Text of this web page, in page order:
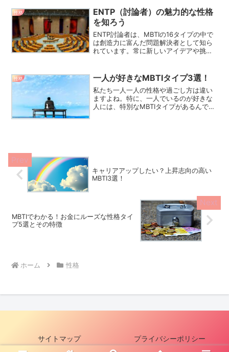
こちらから ISTP巨匠の特徴観察力と分析
力が...
性格
ENTP（討論者）の魅力的な性格
を知ろう
ENTP討論者は、MBTIの16タイプの中で
は創造力に富んだ問題解決者として知ら
れています。常に新しいアイデアや挑戦
ていきます。 肉好きが絶賛するプロ品質
のお肉【やまな...
性格 一人が好きなMBTIタイプ3選！
私たち一人一人の性格や過ごし方は違い
ますよね。特に、一人でいるのが好きな
人には、特別なMBTIタイプがあるんで
キャリアアップしたい？上昇志向の高い
MBTI3選！
MBTIでわかる！お金にルーズな性格タイ
プ5選とその特徴
ホーム 性格
サイトマップ プライバシーポリシー